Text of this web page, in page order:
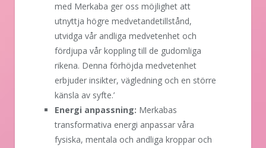
med Merkaba ger oss möjlighet att
utnyttja högre medvetandetillstånd,
utvidga vår andliga medvetenhet och
fördjupa vår koppling till de gudomliga
rikena. Denna förhöjda medvetenhet
erbjuder insikter, vägledning och en större
känsla av syfte.’
Energi anpassning: Merkabas
transformativa energi anpassar våra
fysiska, mentala och andliga kroppar och